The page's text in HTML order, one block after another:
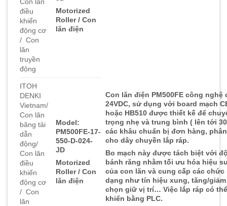
Con lăn điện PM500FE công nghệ
24VDC, sử dụng với board mạch
hoặc HB510 được thiết kế để
trọng nhẹ và trung bình ( lên tới
các khâu chuẩn bị đơn hàng,
cho dây chuyền lắp ráp.
Bo mạch này được tách biệt với
bánh răng nhằm tối ưu hóa hiệu
của con lăn và cung cấp các chức
dạng như tín hiệu xung, tăng/
chọn giữ vị trí… Việc lắp ráp có
khiển bằng PLC.
điều
khiển
động cơ
/ Con
lăn
truyền
động
Motorized
Roller / Con
lăn điện
ITOH
DENKI
Vietnam/
Con lăn
băng tải
dẫn
động/
Con lăn
điều
khiển
động cơ
/ Con
lăn
Model:
PM500FE-17-
550-D-024-
JD
Motorized
Roller / Con
lăn điện